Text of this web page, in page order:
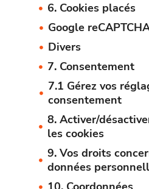
6. Cookies placés
Google
Divers
7. Consentement
7.1 Gérez vos
consentement
8. Activer/
les cookies
9. Vos droits
données